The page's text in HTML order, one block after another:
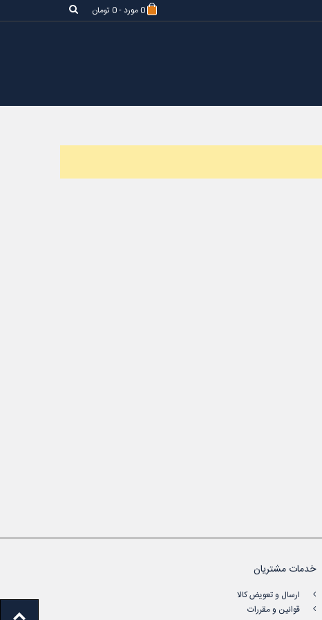
0مورد-0 تومان
خدمات مشتریان
ارسال و تعویض کالا
قوانین و مقررات